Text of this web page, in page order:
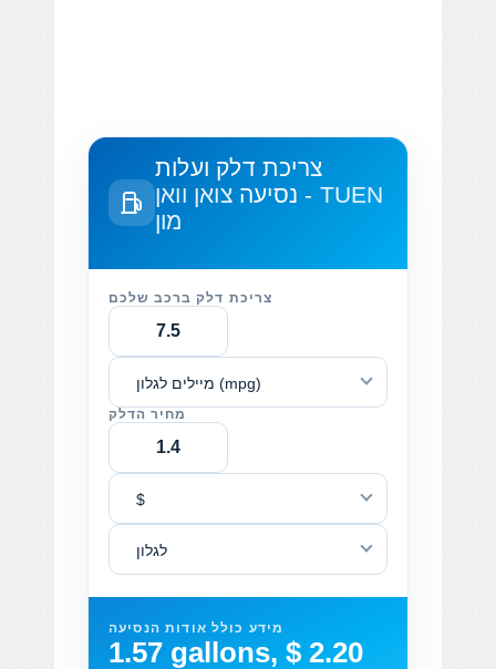
צריכת דלק ועלות
נסיעהצואן וואן - TUEN
מון
צריכת דלק ברכב שלכם
מיילים לגלון (mpg)
מחיר הדלק
$
לגלון
מידע כולל אודות הנסיעה
1.57 gallons, $ 2.20